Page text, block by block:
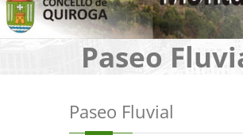
Paseo
Paseo Fluvial